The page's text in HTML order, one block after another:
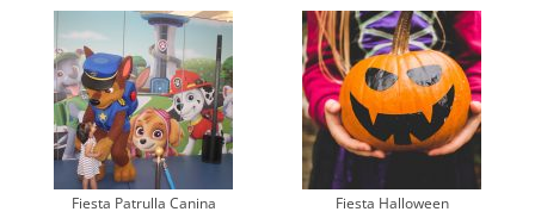
Fiesta Patrulla Canina Fiesta Halloween